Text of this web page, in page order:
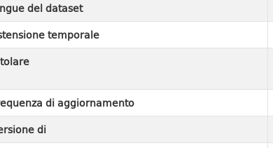
del dataset
temporale
di aggiornamento
di